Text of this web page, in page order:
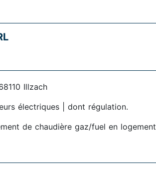
Illzach
électriques | dont régulation.
de chaudière gaz/fuel en logement